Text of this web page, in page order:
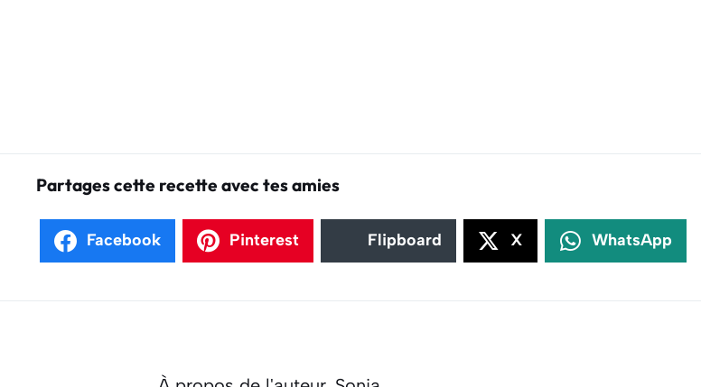
Partages cette recette avec tes amies
Facebook Pinterest Flipboard X WhatsApp